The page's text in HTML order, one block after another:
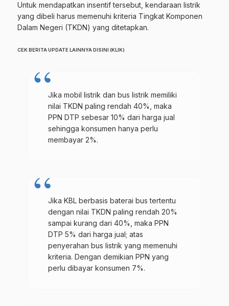
Untuk mendapatkan insentif tersebut, kendaraan listrik
yang dibeli harus memenuhi kriteria Tingkat Komponen
Dalam Negeri (TKDN) yang ditetapkan.
CEK BERITA UPDATE LAINNYA DISINI (KLIK)
Jika mobil listrik dan bus listrik memiliki
nilai TKDN paling rendah 40%, maka
PPN DTP sebesar 10% dari harga jual
sehingga konsumen hanya perlu
membayar 2%.
Jika KBL berbasis baterai bus tertentu
dengan nilai TKDN paling rendah 20%
sampai kurang dari 40%, maka PPN
DTP 5% dari harga jual; atas
penyerahan bus listrik yang memenuhi
kriteria. Dengan demikian PPN yang
perlu dibayar konsumen 7%.